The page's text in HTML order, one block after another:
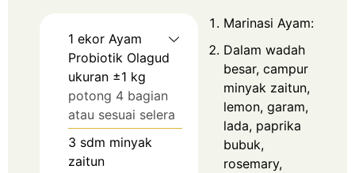
1 ekor Ayam
Probiotik Olagud
ukuran ±1 kg
potong 4 bagian
atau sesuai selera
3 sdm minyak
zaitun
Marinasi Ayam:
Dalam wadah
besar, campur
minyak zaitun,
lemon, garam,
lada, paprika
bubuk,
rosemary,